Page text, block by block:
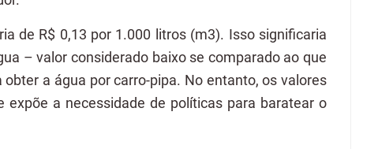
de R$ 0,13 por 1.000 litros (m3). Isso significaria
– valor considerado baixo se comparado ao que
a água por carro-pipa. No entanto, os valores
expõe a necessidade de políticas para baratear o